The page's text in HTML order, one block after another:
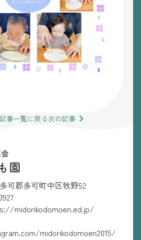
記事一覧に戻る次の記事
園
可郡多可町中区牧野52
midorikodomoen.ed.jp/
midorikodomoen2015/